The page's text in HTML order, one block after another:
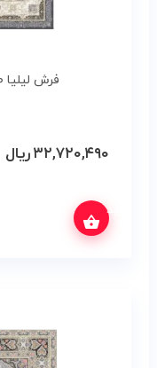
فرش لیلیا ۱۲۰۰ شانه کلکسیون آریستا
۳۲,۷۲۰,۴۹۰ریال
بگیرید